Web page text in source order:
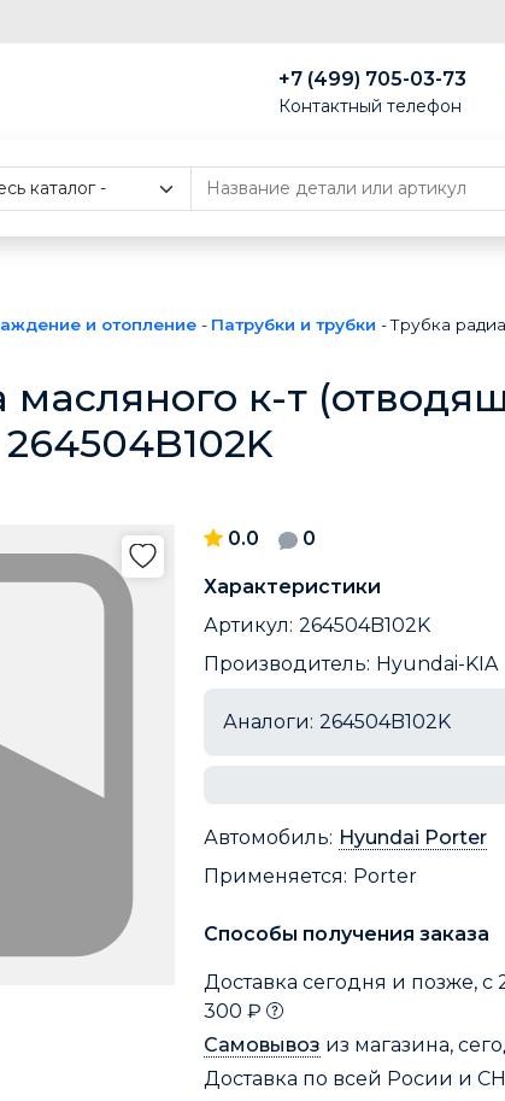
+7 (499) 705-03-73
Контактный телефон
и отопление - Патрубки и трубки -Трубка
масляного к-т
0.0 0
Характеристики
Артикул: 264504B102K
Производитель: Hyundai-KIA
Аналоги: 264504B102K
Автомобиль: Hyundai Porter
Применяется: Porter
Способы получения заказа
Доставка сегодня и позже, с
300 ₽
Самовывоз из магазина,
Доставка по всей Росии и